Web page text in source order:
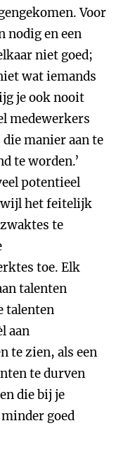
Voor
nodig en een
niet goed;
wat iemands
je ook nooit
medewerkers
manier aan te
te worden.’
potentieel
het feitelijk
te
toe. Elk
talenten
talenten
aan
te zien, als een
te durven
die bij je
goed